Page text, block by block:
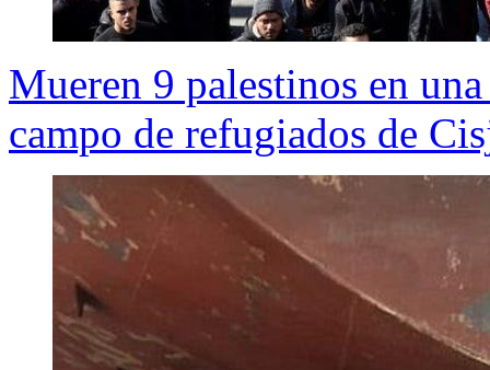
Mueren 9 palestinos en
campo de refugiados de